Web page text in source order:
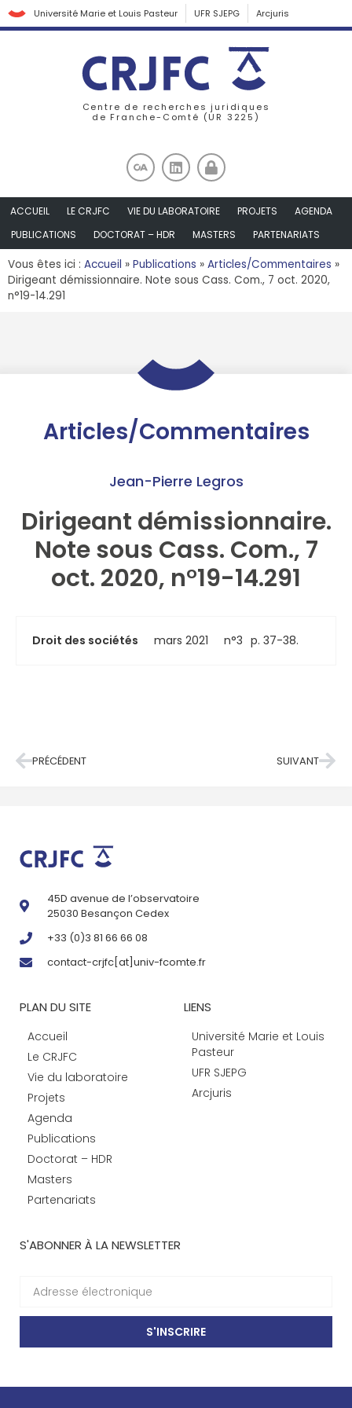
Université Marie et Louis Pasteur UFR SJEPG Arcjuris
Centre de recherches juridiques
de Franche-Comté (UR 3225)
ACCUEIL LE CRJFC VIE DU LABORATOIRE PROJETS
AGENDA
PUBLICATIONS
DOCTORAT – HDR MASTERS PARTENARIATS
Vous êtes ici : Accueil » Publications » Articles/Commentaires »
Dirigeant démissionnaire. Note sous Cass. Com., 7 oct. 2020,
n°19-14.291
Articles/Commentaires
Jean-Pierre Legros
Dirigeant démissionnaire.
Note sous Cass. Com., 7
oct. 2020, n°19-14.291
Droit des sociétés mars 2021 n°3 p. 37-38.
PRÉCÉDENT SUIVANT
45D avenue de l’observatoire
25030 Besançon Cedex
+33 (0)3 81 66 66 08
contact-crjfc[at]univ-fcomte.fr
PLAN DU SITE
Accueil
Le CRJFC
Vie du laboratoire
Projets
Agenda
Publications
Doctorat – HDR
Masters
Partenariats
LIENS
Université Marie et Louis
Pasteur
UFR SJEPG
Arcjuris
S'ABONNER À LA NEWSLETTER
S'INSCRIRE